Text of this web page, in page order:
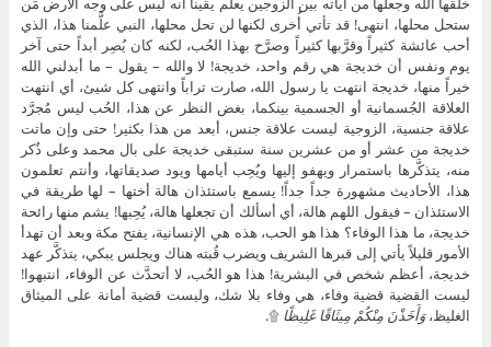
ستحل محلها، انتهى! قد تأتي أُخرى لكنها لن تحل محلها، النبي علَّمنا هذا، الذي
أحب عائشة كثيراً وقرَّبها كثيراً وصرَّح بهذا الحُب، لكنه كان يُصِر أبداً حتى آخر
يوم ونفس أن خديجة هي رقم واحد، خديجة! لا والله – يقول – ما أبدلني الله
خيراً منها، خديجة انتهت يا رسول الله، صارت تراباً وانتهى كل شيئ، أي انتهت
العلاقة الجُسمانية أو الجسمية بينكما، بغض النظر عن هذا، الحُب ليس مُجرَّد
علاقة جنسية، الزوجية ليست علاقة جنس، أبعد من هذا بكثير! حتى وإن ماتت
خديجة من عشر أو من عشرين سنة ستبقى خديجة على بال محمد وعلى ذُكر
منه، يتذكَّرها باستمرار ويهفو إليها ويُحِب أيامها ويود صديقاتها، وأنتم تعلمون
هذا، الأحاديث مشهورة جداً جداً! يسمع باستئذان هالة أختها – لها طريقة في
الاستئذان – فيقول اللهم هالة، أي أسألك أن تجعلها هالة، يُحِبها! يشم منها رائحة
خديجة، ما هذا الوفاء؟ هذا هو الحب، هذه هي الإنسانية، يفتح مكة وبعد أن تهدأ
الأمور قليلاً يأتي إلى قبرها الشريف ويضرب قُبته هناك ويجلس يبكي، يتذكَّر عهد
خديجة، أعظم شخص في البشرية! هذا هو الحُب، لا أتحدَّث عن الوفاء، انتبهوا!
ليست القضية قضية وفاء، هي وفاء بلا شك، وليست قضية أمانة على الميثاق
الغليظ،وَأَخَذْنَ مِنْكُمْ مِيثَاقًا غَلِيظًا ۩.